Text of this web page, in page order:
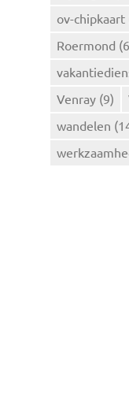
ov-chipkaart
Roermond
Venray (9)
wandelen